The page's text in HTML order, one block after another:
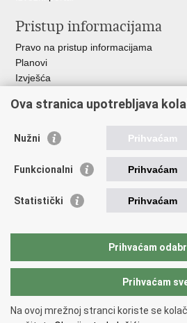
Pristup informacijama
Pravo na pristup informacijama
Planovi
Izvješća
Vlada RH
Ured predsjednika
Ministarstvo demografije i useljeništva
HRT - Glas Hrvatske
Copyright © 2026 Središnji državni ured za
Hrvatske
Ova stranica upotrebljava
Nužni Prihvaćam
Funkcionalni Prihvaćam
Statistički Prihvaćam
Prihvaćam
Prihvaćam
Na ovoj mrežnoj stranci koriste se